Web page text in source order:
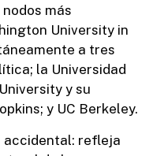
más
University in
a tres
la Universidad
y su
y UC Berkeley.
accidental: refleja